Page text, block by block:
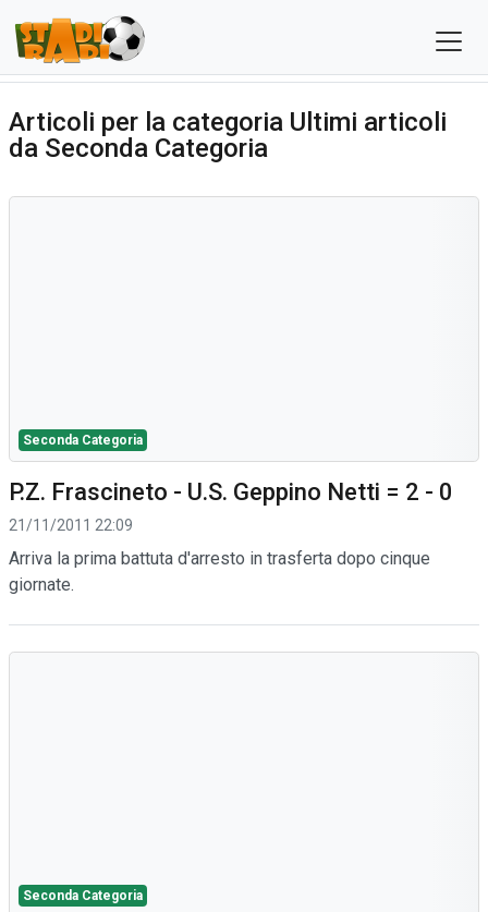
Articoli per la categoria Ultimi articoli
da Seconda Categoria
Seconda Categoria
P.Z. Frascineto - U.S. Geppino Netti = 2 - 0
21/11/2011 22:09
Arriva la prima battuta d'arresto in trasferta dopo cinque
giornate.
Seconda Categoria